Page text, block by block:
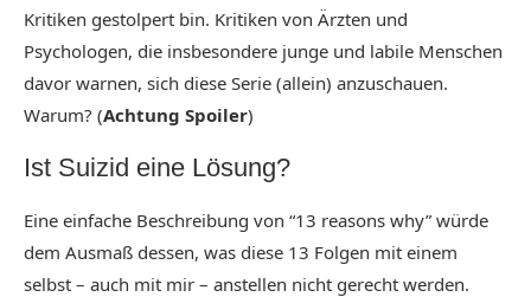
Kritiken gestolpert bin. Kritiken von Ärzten und
Psychologen, die insbesondere junge und labile Menschen
davor warnen, sich diese Serie (allein) anzuschauen.
Warum? (Achtung Spoiler)
Ist Suizid eine Lösung?
Eine einfache Beschreibung von “13 reasons why” würde
dem Ausmaß dessen, was diese 13 Folgen mit einem
selbst – auch mit mir – anstellen nicht gerecht werden.